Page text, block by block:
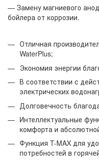
— Замену магниевого
бойлера от коррозии.
Отличная
WaterPlus;
Экономия энергии
В соответствии с
электрических
Долговечность
Интеллектуальные
комфорта и
Функция T-MAX для
потребностей в